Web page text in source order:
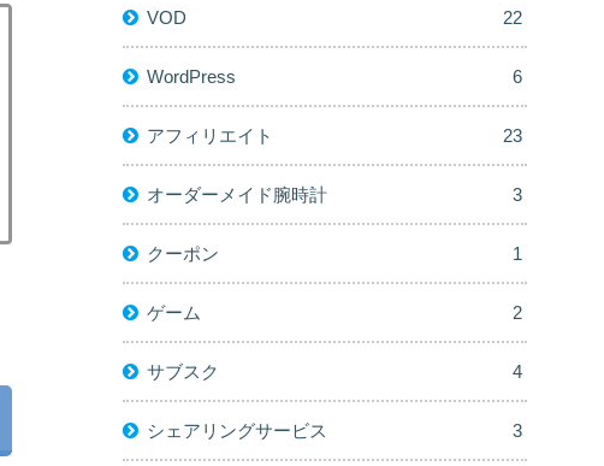
VOD 22
WordPress 6
アフィリエイト 23
オーダーメイド腕時計 3
クーポン 1
ゲーム 2
サブスク 4
シェアリングサービス 3